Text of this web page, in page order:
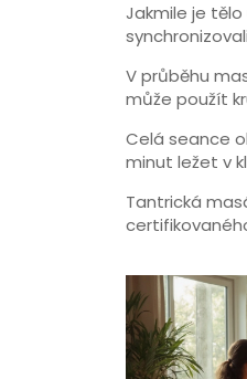
Jakmile je
V průběhu
může použít
Celá seance
minut ležet v
Tantrická